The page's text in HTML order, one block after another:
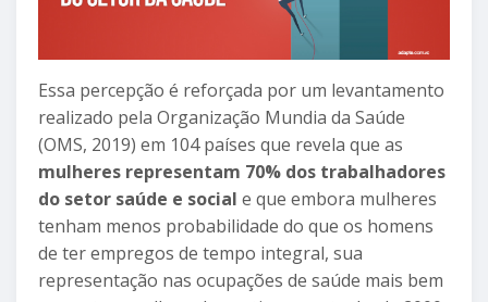
Essa percepção é reforçada por um levantamento
realizado pela Organização Mundia da Saúde
(OMS, 2019) em 104 países que revela que as
mulheres representam 70% dos trabalhadores
do setor saúde e social e que embora mulheres
tenham menos probabilidade do que os homens
de ter empregos de tempo integral, sua
representação nas ocupações de saúde mais bem